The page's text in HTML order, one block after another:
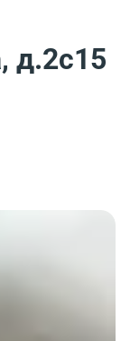
д.2с15